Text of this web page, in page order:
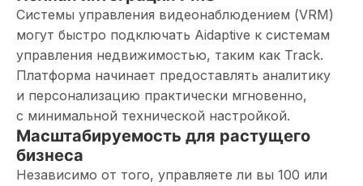
Системы управления видеонаблюдением (VRM)
могут быстро подключать Aidaptive к системам
управления недвижимостью, таким как Track.
Платформа начинает предоставлять аналитику
и персонализацию практически мгновенно,
с минимальной технической настройкой.
Масштабируемость для растущего
бизнеса
Независимо от того, управляете ли вы 100 или